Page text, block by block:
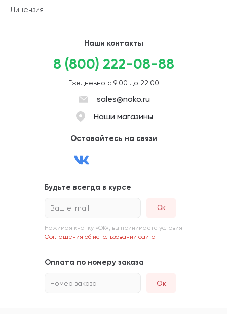
Лицензия
Наши контакты
8 (800) 222-08-88
Ежедневно с 9:00 до 22:00
sales@noko.ru
Наши магазины
Оставайтесь на связи
Будьте всегда в курсе
Ваш e-mail
Нажимая кнопку «ОК», вы принимаете условия
Соглашения об использовании сайта
Оплата по номеру заказа
Номер заказа Ок